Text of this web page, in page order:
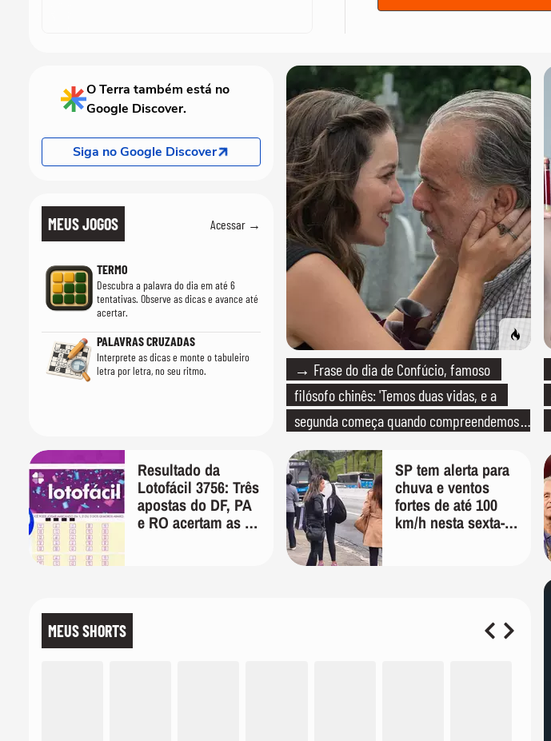
MEUS JOGOS Acessar →
TERMO
Descubra a palavra do dia em até 6
tentativas. Observe as dicas e avance até
acertar.
PALAVRAS CRUZADAS
Interprete as dicas e monte o tabuleiro
letra por letra, no seu ritmo.
→ Frase do dia de Confúcio, famoso
filósofo chinês: 'Temos duas vidas, e a
segunda começa quando compreendemos
que só temos uma'
Resultado da
Lotofácil 3756: Três
apostas do DF, PA
e RO acertam as 15
SP tem alerta para
chuva e ventos
fortes de até 100
km/h nesta sexta-
MEUS SHORTS
O Terra também está no
Google Discover.
Siga no Google Discover